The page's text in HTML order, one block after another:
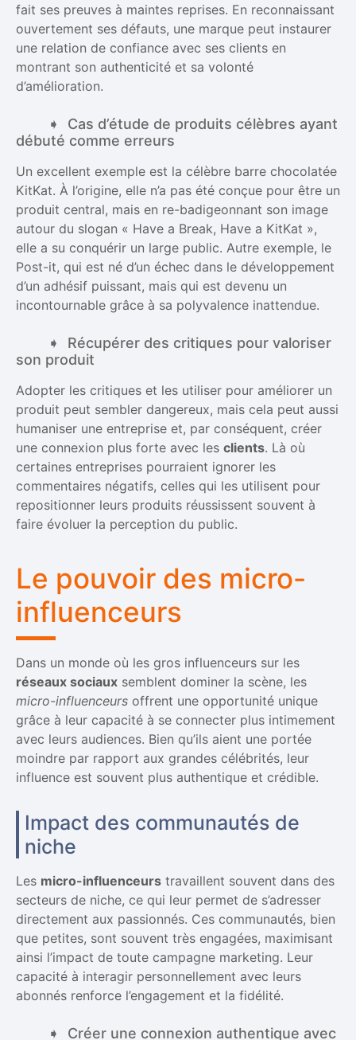
fait ses preuves à maintes reprises. En reconnaissant
ouvertement ses défauts, une marque peut instaurer
une relation de confiance avec ses clients en
montrant son authenticité et sa volonté
d’amélioration.
Cas d’étude de produits célèbres ayant
débuté comme erreurs
Un excellent exemple est la célèbre barre chocolatée
KitKat. À l’origine, elle n’a pas été conçue pour être un
produit central, mais en re-badigeonnant son image
autour du slogan « Have a Break, Have a KitKat »,
elle a su conquérir un large public. Autre exemple, le
Post-it, qui est né d’un échec dans le développement
d’un adhésif puissant, mais qui est devenu un
incontournable grâce à sa polyvalence inattendue.
Récupérer des critiques pour valoriser
son produit
Adopter les critiques et les utiliser pour améliorer un
produit peut sembler dangereux, mais cela peut aussi
humaniser une entreprise et, par conséquent, créer
une connexion plus forte avec les clients. Là où
certaines entreprises pourraient ignorer les
commentaires négatifs, celles qui les utilisent pour
repositionner leurs produits réussissent souvent à
faire évoluer la perception du public.
Le pouvoir des micro-
influenceurs
Dans un monde où les gros influenceurs sur les
réseaux sociaux semblent dominer la scène, les
micro-influenceurs offrent une opportunité unique
grâce à leur capacité à se connecter plus intimement
avec leurs audiences. Bien qu’ils aient une portée
moindre par rapport aux grandes célébrités, leur
influence est souvent plus authentique et crédible.
Impact des communautés de
niche
Les micro-influenceurs travaillent souvent dans des
secteurs de niche, ce qui leur permet de s’adresser
directement aux passionnés. Ces communautés, bien
que petites, sont souvent très engagées, maximisant
ainsi l’impact de toute campagne marketing. Leur
capacité à interagir personnellement avec leurs
abonnés renforce l’engagement et la fidélité.
Créer une connexion authentique avec